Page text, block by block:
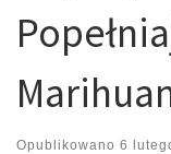
Opublikowano 6